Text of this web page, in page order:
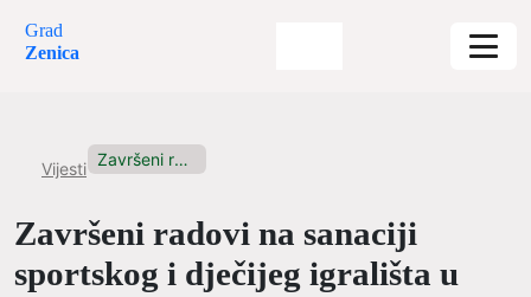
Grad
Zenica
Vijesti Završeni radovi na sanaciji sportskog...
Završeni radovi na sanaciji
sportskog i dječijeg igrališta u